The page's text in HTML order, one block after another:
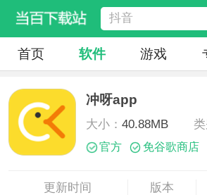
首页 软件 游戏
冲呀app
大小： 40.88MB 类
官方 免谷歌商店
更新时间 版本